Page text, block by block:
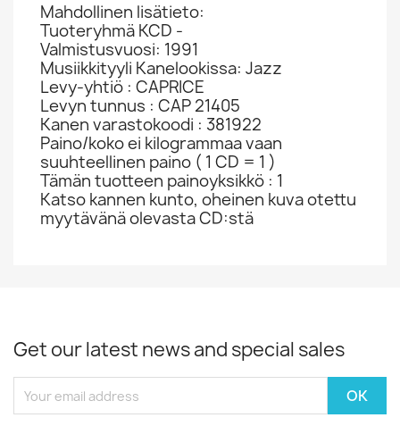
Mahdollinen lisätieto:
Tuoteryhmä KCD -
Valmistusvuosi: 1991
Musiikkityyli Kanelookissa: Jazz
Levy-yhtiö : CAPRICE
Levyn tunnus : CAP 21405
Kanen varastokoodi : 381922
Paino/koko ei kilogrammaa vaan
suuhteellinen paino ( 1 CD = 1 )
Tämän tuotteen painoyksikkö : 1
Katso kannen kunto, oheinen kuva otettu
myytävänä olevasta CD:stä
Get our latest news and special sales